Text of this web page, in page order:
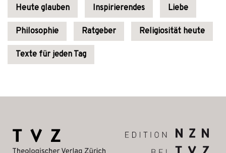
Heute glauben Inspirierendes Liebe
Philosophie Ratgeber Religiosität heute
Texte für jeden Tag